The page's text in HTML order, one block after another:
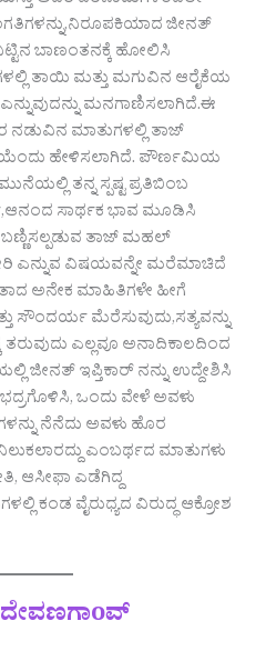
ಜೀನತ್
ಬಾಣಂತನಕ್ಕೆ ಹೋಲಿಸಿ
ತಾಯಿ ಮತ್ತು ಮಗುವಿನ ಆರೈಕೆಯ
ಮನಗಾಣಿಸಲಾಗಿದೆ.ಈ
ನಡುವಿನ ಮಾತುಗಳಲ್ಲಿ ತಾಜ್
ಹೇಳಿಸಲಾಗಿದೆ. ಪೌರ್ಣಮಿಯ
ತನ್ನ ಸ್ಪಷ್ಟ ಪ್ರತಿಬಿಂಬ
ಸಾರ್ಥಕ ಭಾವ ಮೂಡಿಸಿ
ತಾಜ್ ಮಹಲ್
ಎನ್ನುವ ವಿಷಯವನ್ನೇ ಮರೆಮಾಚಿದೆ
ಅನೇಕ ಮಾಹಿತಿಗಳೇ ಹೀಗೆ
ಸೌಂದರ್ಯ ಮೆರೆಸುವುದು,ಸತ್ಯವನ್ನು
ತರುವುದು ಎಲ್ಲವೂ ಅನಾದಿಕಾಲದಿಂದ
ಜೀನತ್ ಇಪ್ತಿಕಾರ್ ನನ್ನು ಉದ್ದೇಶಿಸಿ
ಒಂದು ವೇಳೆ ಅವಳು
ನೆನೆದು ಅವಳು ಹೊರ
ಎಂಬರ್ಥದ ಮಾತುಗಳು
ಆಸೀಫಾ ಎಡೆಗಿದ್ದ
ಕಂಡ ವೈರುಧ್ಯದ ವಿರುದ್ಧ ಆಕ್ರೋಶ